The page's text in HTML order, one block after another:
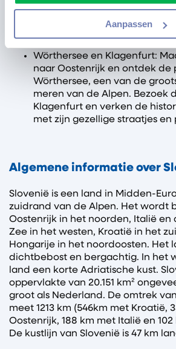
Aanpassen
naar het eiland en geniet van
Wörthersee en Klagenfurt:
naar Oostenrijk en ontdek de
Wörthersee, een van de
meren van de Alpen. Bezoek
Klagenfurt en verken de
met zijn gezellige straatjes en
Algemene informatie over
Slovenië is een land in Midden-
zuidrand van de Alpen. Het wordt
Oostenrijk in het noorden, Italië en
Zee in het westen, Kroatië in het
Hongarije in het noordoosten. Het
dichtbebost en bergachtig. In het
land een korte Adriatische kust.
oppervlakte van 20.151 km²
groot als Nederland. De omtrek
meet 1213 km (546km met Kroatië,
Oostenrijk, 188 km met Italië en
De kustlijn van Slovenië is 47 km